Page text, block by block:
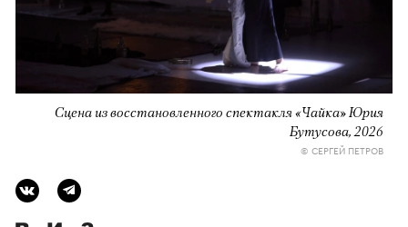
Сцена из восстановленного спектакля «Чайка» Юрия
Бутусова, 2026
© СЕРГЕЙ ПЕТРОВ